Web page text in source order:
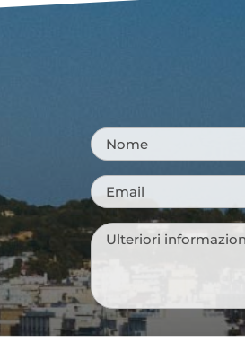
Nome*
Email*
Messaggio*
Tutti i campi sono